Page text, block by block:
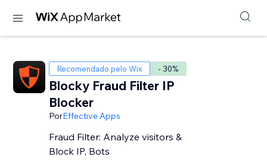
Recomendado pelo Wix - 30%
Blocky Fraud Filter IP
Blocker
PorEffective Apps
Fraud Filter: Analyze visitors &
Block IP, Bots